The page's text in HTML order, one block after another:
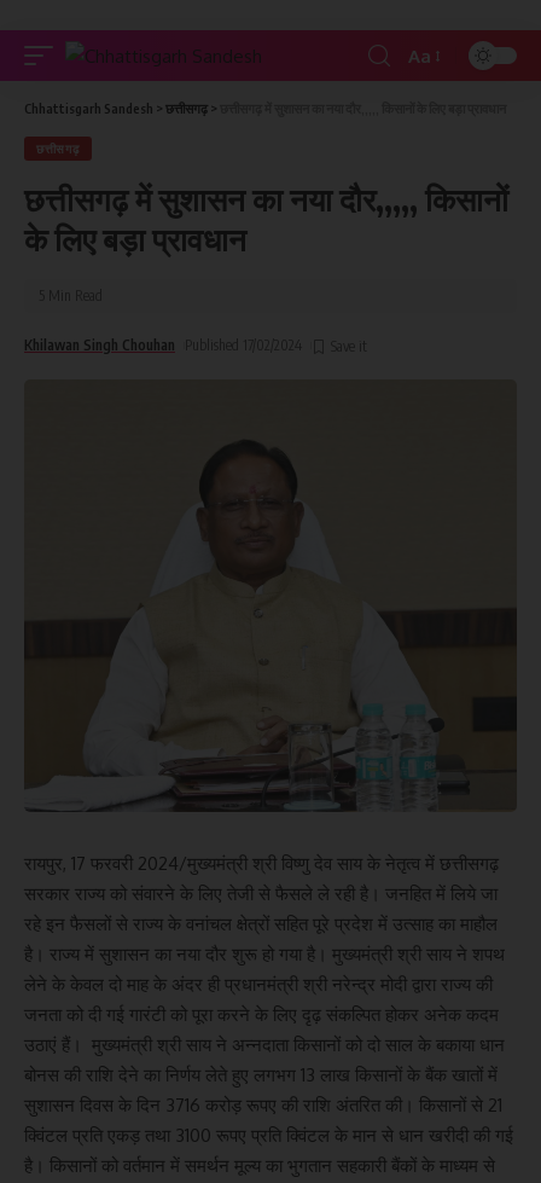
Aa
Chhattisgarh Sandesh > छत्तीसगढ़ >
छत्तीसगढ़
छत्तीसगढ़ में सुशासन का नया दौर,,,,, किसानों
के लिए बड़ा प्रावधान
Khilawan Singh Chouhan
रायपुर, 17 फरवरी 2024/मुख्यमंत्री श्री विष्णु देव साय के नेतृत्व में छत्तीसगढ़
सरकार राज्य को संवारने के लिए तेजी से फैसले ले रही है। जनहित में लिये जा
रहे इन फैसलों से राज्य के वनांचल क्षेत्रों सहित पूरे प्रदेश में उत्साह का माहौल
है। राज्य में सुशासन का नया दौर शुरू हो गया है। मुख्यमंत्री श्री साय ने शपथ
लेने के केवल दो माह के अंदर ही प्रधानमंत्री श्री नरेन्द्र मोदी द्वारा राज्य की
जनता को दी गई गारंटी को पूरा करने के लिए दृढ़ संकल्पित होकर अनेक कदम
उठाएं हैं। मुख्यमंत्री श्री साय ने अन्नदाता किसानों को दो साल के बकाया धान
बोनस की राशि देने का निर्णय लेते हुए लगभग 13 लाख किसानों के बैंक खातों में
सुशासन दिवस के दिन 3716 करोड़ रूपए की राशि अंतरित की। किसानों से 21
क्विंटल प्रति एकड़ तथा 3100 रूपए प्रति क्विंटल के मान से धान खरीदी की गई
है। किसानों को वर्तमान में समर्थन मूल्य का भुगतान सहकारी बैंकों के माध्यम से